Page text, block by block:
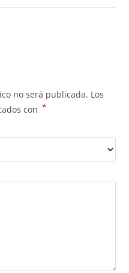
no será publicada. Los
con *